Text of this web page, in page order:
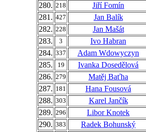
280. 218
Jiří Fomín
281. 427
Jan Balík
282. 228
Jan Mašát
283.
3
Ivo Habran
284. 337
Adam Wdowyczyn
285.
19
Ivanka Dosedělová
286. 279
Matěj Baťha
287. 181
Hana Fousová
288. 303
Karel Jančík
289. 296
Libor Knotek
290. 383
Radek Bohunský